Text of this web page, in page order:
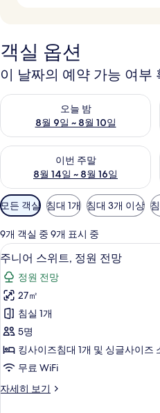
객실 옵션
이 날짜의 예약 가능 여부
오늘 밤
8월 9일 ~ 8월 10일
오늘 밤 예약 가능 여부 확인, 8월
이번 주말
8월 14일 ~ 8월 16일
이번 주말 예약 가능 여부 확인, 8
객
실
에
사
용
가
능
한
필
터
모든 객실 침대 1개 침대 3개 이상
9개 객실 중 9개 표시 중
주
니
어
스
위
트,
정
원
전
10
주니어 스위트, 정원 전망
정원 전망
27㎡
침실 1개
5명
킹사이즈침대 1개 및 싱글사이즈
무료 WiFi
자세히 보기
주